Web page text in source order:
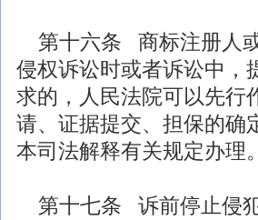
第十六条 商标注册人
侵权诉讼时或者诉讼中，
求的，人民法院可以先行
请、证据提交、担保的确
本司法解释有关规定办理
第十七条 诉前停止侵